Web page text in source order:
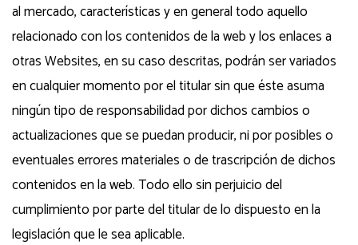
al mercado, características y en general todo aquello
relacionado con los contenidos de la web y los enlaces a
otras Websites, en su caso descritas, podrán ser variados
en cualquier momento por el titular sin que éste asuma
ningún tipo de responsabilidad por dichos cambios o
actualizaciones que se puedan producir, ni por posibles o
eventuales errores materiales o de trascripción de dichos
contenidos en la web. Todo ello sin perjuicio del
cumplimiento por parte del titular de lo dispuesto en la
legislación que le sea aplicable.